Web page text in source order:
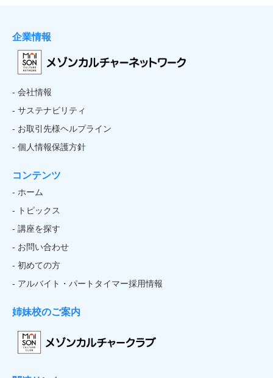
企業情報
- 会社情報
- サステナビリティ
- お取引先様ヘルプライン
- 個人情報保護方針
コンテンツ
- ホーム
- トピックス
- 講座を探す
- お問い合わせ
- 初めての方
- アルバイト・パートタイマー採用情報
姉妹校のご案内